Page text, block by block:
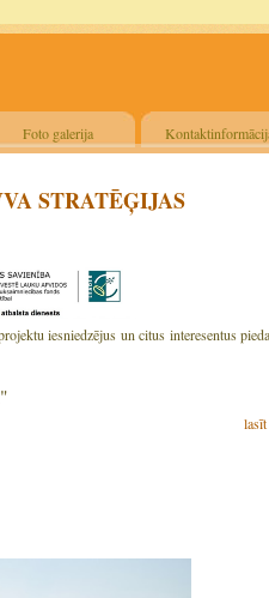
Foto galerija
STRATĒĢIJAS
iesniedzējus un citus interesentus